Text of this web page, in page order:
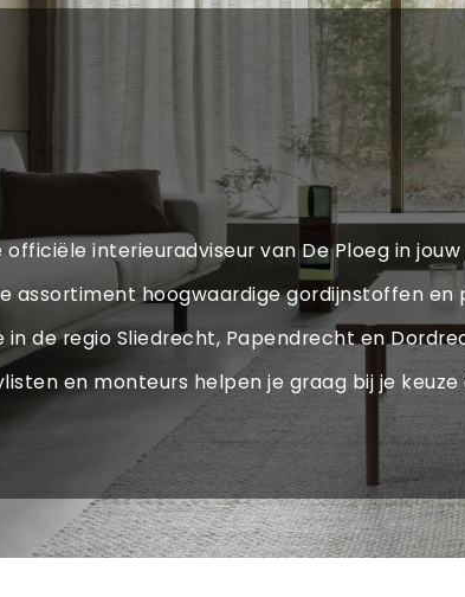
interieuradviseur van De Ploeg in
assortiment hoogwaardige gordijnstoffen
de regio Sliedrecht, Papendrecht en
en monteurs helpen je graag bij je